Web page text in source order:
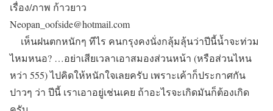
เรื่อง/ภาพ ก้าวยาว
Neopan_oofside@hotmail.com
เห็นฝนตกหนักๆ ทีไร คนกรุงคงนั่งกลุ้มลุ้นว่าปีนี้น้ำจะท่วม
ไหมหนอ? …อย่าเสียเวลาเอาสมองส่วนหน้า (หรือส่วนไหน
หว่า 555) ไปคิดให้หนักใจเลยครับ เพราะเค้าก็ประกาศกัน
ปาวๆ ว่า ปีนี้ เราเอาอยู่เช่นเคย ถ้าอะไรจะเกิดมันก็ต้องเกิด